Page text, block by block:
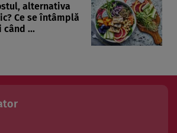
alternativa
Ce se întâmplă
când ...